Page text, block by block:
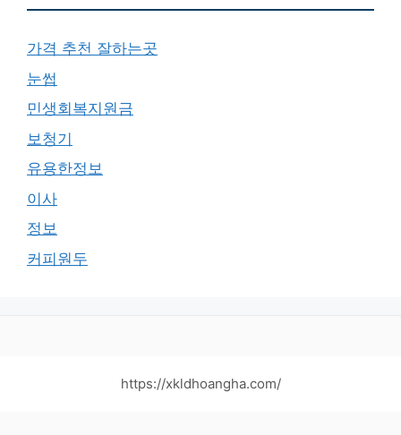
가격 추천 잘하는곳
눈썹
민생회복지원금
보청기
유용한정보
이사
정보
커피원두
https://xkldhoangha.com/